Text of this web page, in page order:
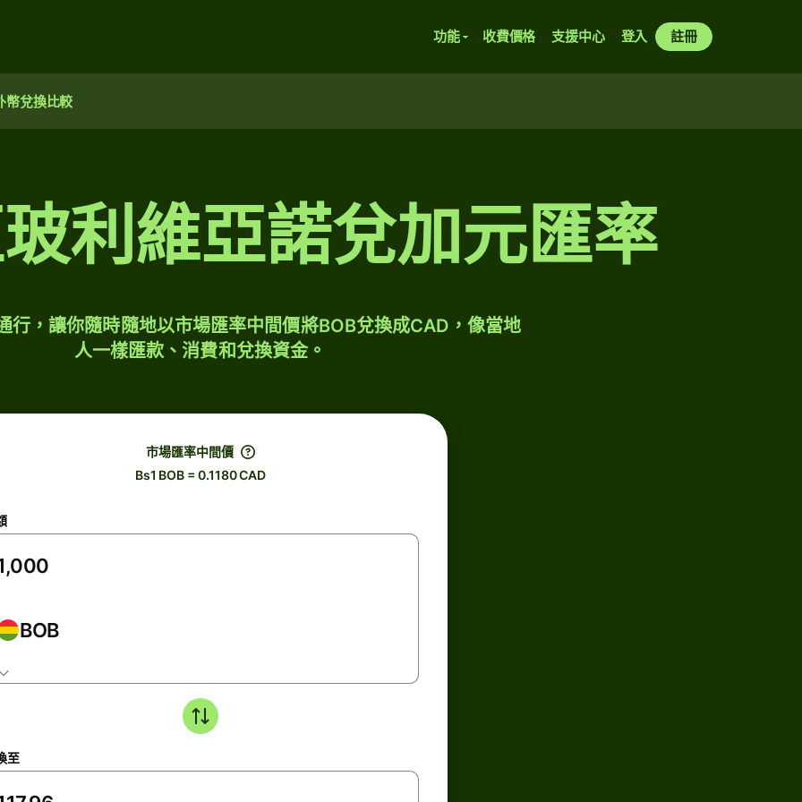
功能 收費價格 支援中心 登入 註冊
幣兌換比較
利維亞諾兌加元匯率
行，讓你隨時隨地以市場匯率中間價將BOB兌換成CAD，像當地
人一樣匯款、消費和兌換資金。
市場匯率中間價
Bs1 BOB = 0.1180 CAD
BOB
至